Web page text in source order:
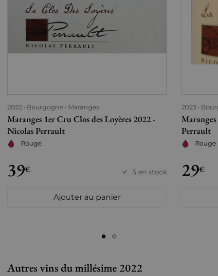
2022 Bourgogne Maranges
Maranges 1er Cru Clos des Loyères 2022 -
Nicolas Perrault
Rouge
39€ 5 en stock
Ajouter au panier
2023
Perrault
Rouge
29€
Autres vins du millésime 2022